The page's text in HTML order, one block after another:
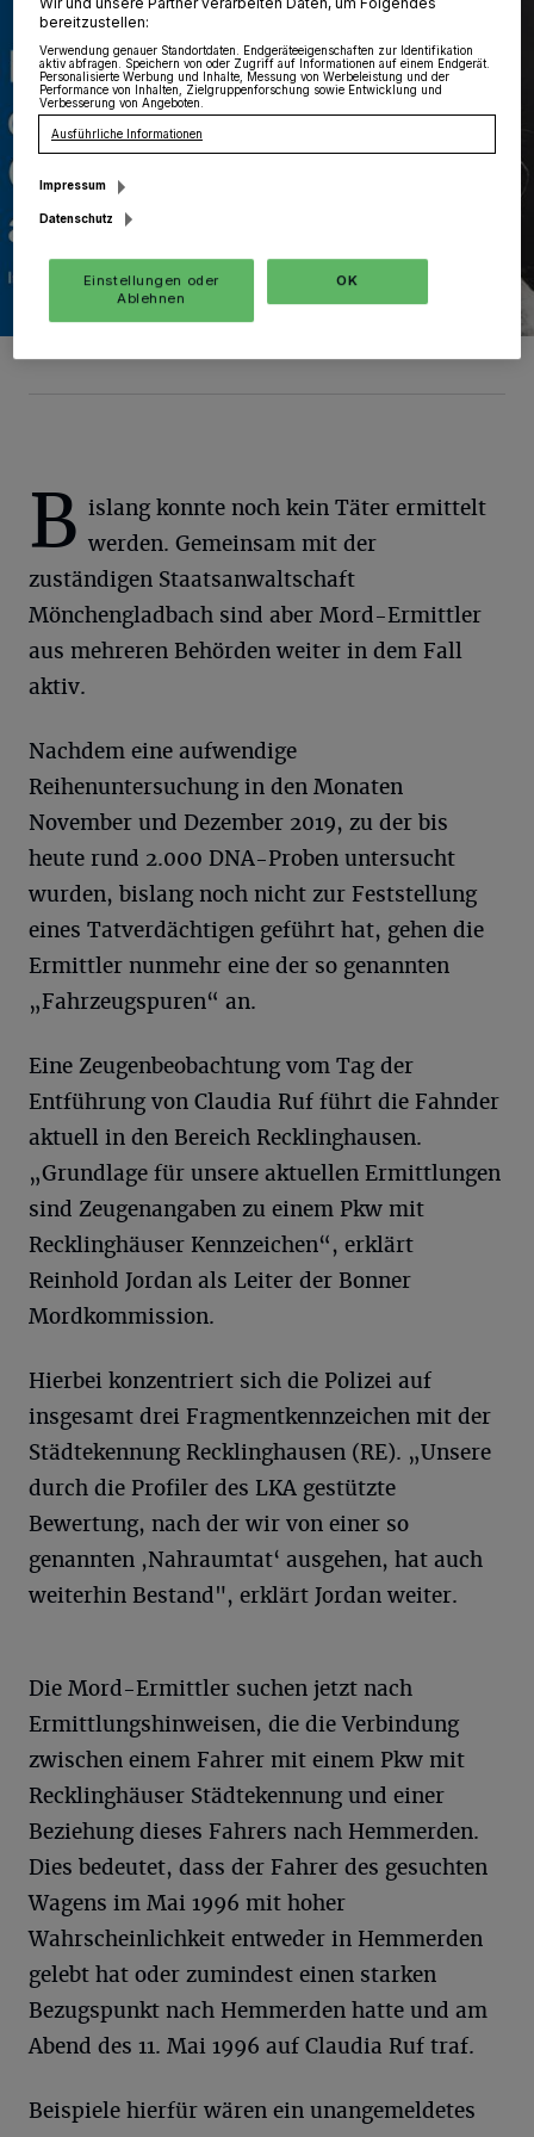
B islang konnte noch kein Täter ermittelt
werden. Gemeinsam mit der
zuständigen Staatsanwaltschaft
Mönchengladbach sind aber Mord-Ermittler
aus mehreren Behörden weiter in dem Fall
aktiv.
Nachdem eine aufwendige
Reihenuntersuchung in den Monaten
November und Dezember 2019, zu der bis
heute rund 2.000 DNA-Proben untersucht
wurden, bislang noch nicht zur Feststellung
eines Tatverdächtigen geführt hat, gehen die
Ermittler nunmehr eine der so genannten
„Fahrzeugspuren“ an.
Eine Zeugenbeobachtung vom Tag der
Entführung von Claudia Ruf führt die Fahnder
aktuell in den Bereich Recklinghausen.
„Grundlage für unsere aktuellen Ermittlungen
sind Zeugenangaben zu einem Pkw mit
Recklinghäuser Kennzeichen“, erklärt
Reinhold Jordan als Leiter der Bonner
Mordkommission.
Hierbei konzentriert sich die Polizei auf
insgesamt drei Fragmentkennzeichen mit der
Städtekennung Recklinghausen (RE). „Unsere
durch die Profiler des LKA gestützte
Bewertung, nach der wir von einer so
genannten ,Nahraumtat‘ ausgehen, hat auch
weiterhin Bestand", erklärt Jordan weiter.
Die Mord-Ermittler suchen jetzt nach
Ermittlungshinweisen, die die Verbindung
zwischen einem Fahrer mit einem Pkw mit
Recklinghäuser Städtekennung und einer
Beziehung dieses Fahrers nach Hemmerden.
Dies bedeutet, dass der Fahrer des gesuchten
Wagens im Mai 1996 mit hoher
Wahrscheinlichkeit entweder in Hemmerden
gelebt hat oder zumindest einen starken
Bezugspunkt nach Hemmerden hatte und am
Abend des 11. Mai 1996 auf Claudia Ruf traf.
Beispiele hierfür wären ein unangemeldetes
bereitzustellen:
Verwendung genauer Standortdaten. Endgeräteeigenschaften zur Identifikation
aktiv abfragen. Speichern von oder Zugriff auf Informationen auf einem Endgerät.
Personalisierte Werbung und Inhalte, Messung von Werbeleistung und der
Performance von Inhalten, Zielgruppenforschung sowie Entwicklung und
Verbesserung von Angeboten.
Ausführliche Informationen
Impressum
Datenschutz
Einstellungen oder
Ablehnen
OK